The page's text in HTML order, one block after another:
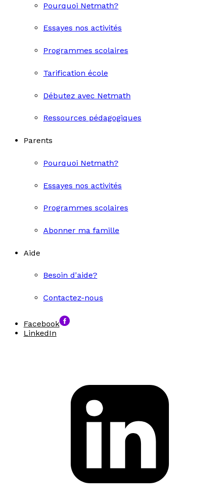
Pourquoi Netmath?
Essayes nos activités
Programmes scolaires
Tarification école
Débutez avec Netmath
Ressources pédagogiques
Parents
Pourquoi Netmath?
Essayes nos activités
Programmes scolaires
Abonner ma famille
Aide
Besoin d'aide?
Contactez-nous
Facebook
LinkedIn